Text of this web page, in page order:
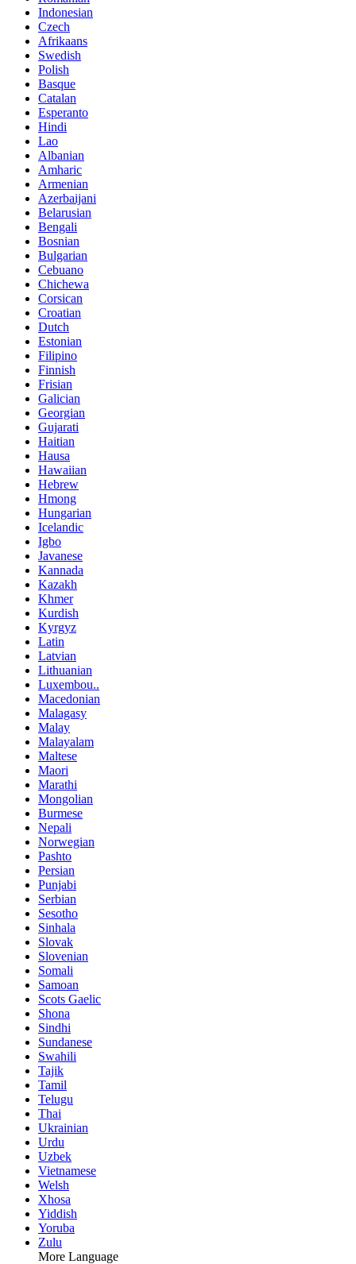
Indonesian
Czech
Afrikaans
Swedish
Polish
Basque
Catalan
Esperanto
Hindi
Lao
Albanian
Amharic
Armenian
Azerbaijani
Belarusian
Bengali
Bosnian
Bulgarian
Cebuano
Chichewa
Corsican
Croatian
Dutch
Estonian
Filipino
Finnish
Frisian
Galician
Georgian
Gujarati
Haitian
Hausa
Hawaiian
Hebrew
Hmong
Hungarian
Icelandic
Igbo
Javanese
Kannada
Kazakh
Khmer
Kurdish
Kyrgyz
Latin
Latvian
Lithuanian
Luxembou..
Macedonian
Malagasy
Malay
Malayalam
Maltese
Maori
Marathi
Mongolian
Burmese
Nepali
Norwegian
Pashto
Persian
Punjabi
Serbian
Sesotho
Sinhala
Slovak
Slovenian
Somali
Samoan
Scots Gaelic
Shona
Sindhi
Sundanese
Swahili
Tajik
Tamil
Telugu
Thai
Ukrainian
Urdu
Uzbek
Vietnamese
Welsh
Xhosa
Yiddish
Yoruba
Zulu
More Language